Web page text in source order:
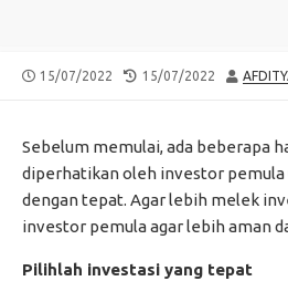
PUBLISHED
15/07/2022
LAST
15/07/2022
Sebelum memulai, ada beberapa
diperhatikan oleh investor
dengan tepat. Agar lebih melek
investor pemula agar lebih aman
Pilihlah investasi yang tepat